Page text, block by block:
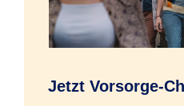
Sie pausieren,
Anfrage erhöhen.
Jetzt Vorsorge-